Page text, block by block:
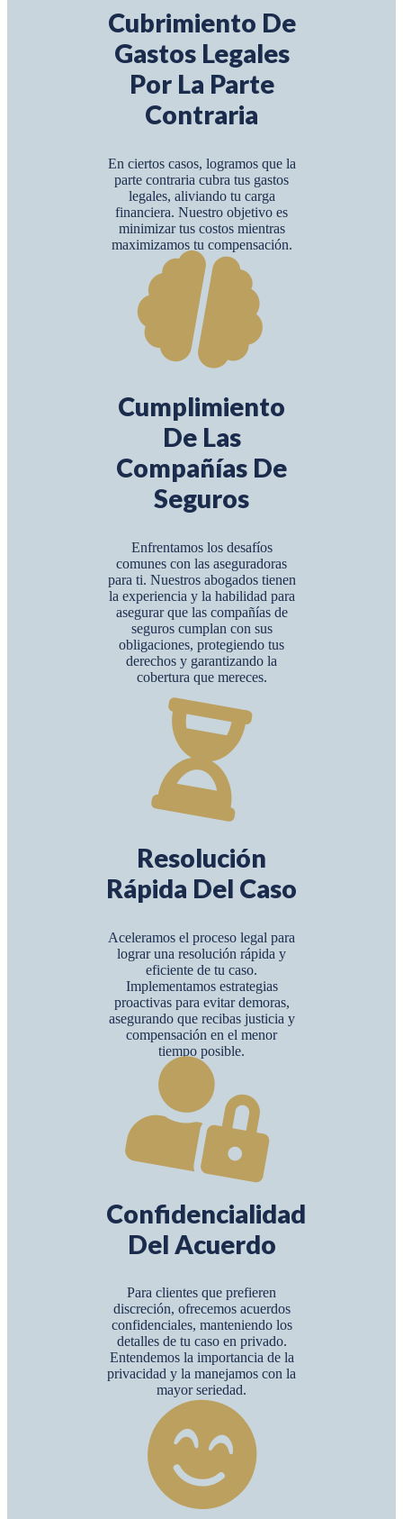
Cubrimiento De
Gastos Legales
Por La Parte
Contraria
En ciertos casos, logramos que la
parte contraria cubra tus gastos
legales, aliviando tu carga
financiera. Nuestro objetivo es
minimizar tus costos mientras
maximizamos tu compensación.
Cumplimiento
De Las
Compañías De
Seguros
Enfrentamos los desafíos
comunes con las aseguradoras
para ti. Nuestros abogados tienen
la experiencia y la habilidad para
asegurar que las compañías de
seguros cumplan con sus
obligaciones, protegiendo tus
derechos y garantizando la
cobertura que mereces.
Resolución
Rápida Del Caso
Aceleramos el proceso legal para
lograr una resolución rápida y
eficiente de tu caso.
Implementamos estrategias
proactivas para evitar demoras,
asegurando que recibas justicia y
compensación en el menor
tiempo posible.
Confidencialidad
Del Acuerdo
Para clientes que prefieren
discreción, ofrecemos acuerdos
confidenciales, manteniendo los
detalles de tu caso en privado.
Entendemos la importancia de la
privacidad y la manejamos con la
mayor seriedad.